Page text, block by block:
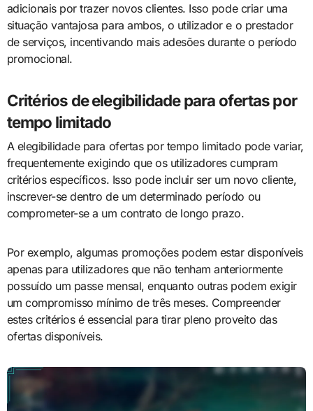
adicionais por trazer novos clientes. Isso pode criar uma
situação vantajosa para ambos, o utilizador e o prestador
de serviços, incentivando mais adesões durante o período
promocional.
Critérios de elegibilidade para ofertas por
tempo limitado
A elegibilidade para ofertas por tempo limitado pode variar,
frequentemente exigindo que os utilizadores cumpram
critérios específicos. Isso pode incluir ser um novo cliente,
inscrever-se dentro de um determinado período ou
comprometer-se a um contrato de longo prazo.
Por exemplo, algumas promoções podem estar disponíveis
apenas para utilizadores que não tenham anteriormente
possuído um passe mensal, enquanto outras podem exigir
um compromisso mínimo de três meses. Compreender
estes critérios é essencial para tirar pleno proveito das
ofertas disponíveis.